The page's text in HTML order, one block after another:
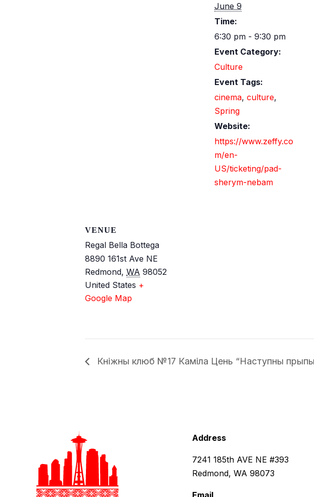
June 9
Time:
6:30 pm - 9:30 pm
Event Category:
Culture
Event Tags:
cinema, culture,
Spring
Website:
https://www.zeffy.co
m/en-
US/ticketing/pad-
sherym-nebam
VENUE
Regal Bella Bottega
8890 161st Ave NE
Redmond, WA 98052
United States +
Google Map
Кніжны клюб №17 Каміла Цень “Наступны
Address
7241 185th AVE NE #393
Redmond, WA 98073